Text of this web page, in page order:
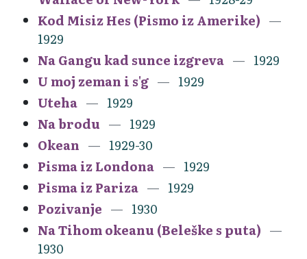
Kod Misiz Hes (Pismo iz Amerike)
1929
Na Gangu kad sunce izgreva
1929
U moj zeman i s'g
1929
Uteha
1929
Na brodu
1929
Okean
1929-30
Pisma iz Londona
1929
Pisma iz Pariza
1929
Pozivanje
1930
Na Tihom okeanu (Beleške s puta)
1930